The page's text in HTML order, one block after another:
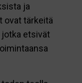
ja
ovat tärkeitä
jotka etsivät